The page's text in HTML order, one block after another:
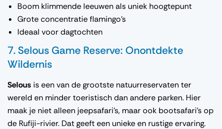
Boom klimmende leeuwen als uniek hoogtepunt
Grote concentratie flamingo’s
Ideaal voor dagtochten
7. Selous Game Reserve: Onontdekte
Wildernis
Selous is een van de grootste natuurreservaten ter
wereld en minder toeristisch dan andere parken. Hier
maak je niet alleen jeepsafari’s, maar ook bootsafari’s op
de Rufiji-rivier. Dat geeft een unieke en rustige ervaring.